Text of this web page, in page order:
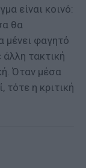
είναι κοινό:
θα
μένει φαγητό
τακτική
Όταν μέσα
τότε η κριτική